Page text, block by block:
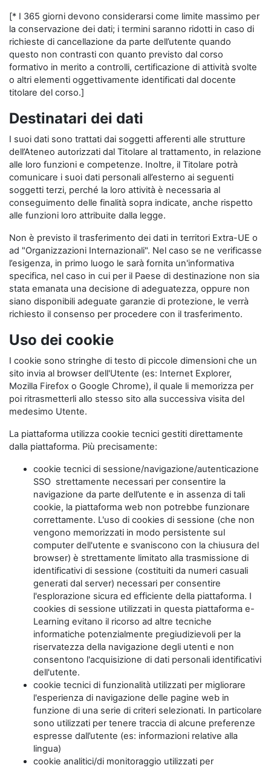
[* I 365 giorni devono considerarsi come limite massimo per
la conservazione dei dati; i termini saranno ridotti in caso di
richieste di cancellazione da parte dell’utente quando
questo non contrasti con quanto previsto dal corso
formativo in merito a controlli, certificazione di attività svolte
o altri elementi oggettivamente identificati dal docente
titolare del corso.]
Destinatari dei dati
I suoi dati sono trattati dai soggetti afferenti alle strutture
dell’Ateneo autorizzati dal Titolare al trattamento, in relazione
alle loro funzioni e competenze. Inoltre, il Titolare potrà
comunicare i suoi dati personali all’esterno ai seguenti
soggetti terzi, perché la loro attività è necessaria al
conseguimento delle finalità sopra indicate, anche rispetto
alle funzioni loro attribuite dalla legge.
Non è previsto il trasferimento dei dati in territori Extra-UE o
ad "Organizzazioni Internazionali". Nel caso se ne verificasse
l’esigenza, in primo luogo le sarà fornita un'informativa
specifica, nel caso in cui per il Paese di destinazione non sia
stata emanata una decisione di adeguatezza, oppure non
siano disponibili adeguate garanzie di protezione, le verrà
richiesto il consenso per procedere con il trasferimento.
Uso dei cookie
I cookie sono stringhe di testo di piccole dimensioni che un
sito invia al browser dell'Utente (es: Internet Explorer,
Mozilla Firefox o Google Chrome), il quale li memorizza per
poi ritrasmetterli allo stesso sito alla successiva visita del
medesimo Utente.
La piattaforma utilizza cookie tecnici gestiti direttamente
dalla piattaforma. Più precisamente:
cookie tecnici di sessione/navigazione/autenticazione
SSO strettamente necessari per consentire la
navigazione da parte dell’utente e in assenza di tali
cookie, la piattaforma web non potrebbe funzionare
correttamente. L'uso di cookies di sessione (che non
vengono memorizzati in modo persistente sul
computer dell'utente e svaniscono con la chiusura del
browser) è strettamente limitato alla trasmissione di
identificativi di sessione (costituiti da numeri casuali
generati dal server) necessari per consentire
l'esplorazione sicura ed efficiente della piattaforma. I
cookies di sessione utilizzati in questa piattaforma e-
Learning evitano il ricorso ad altre tecniche
informatiche potenzialmente pregiudizievoli per la
riservatezza della navigazione degli utenti e non
consentono l'acquisizione di dati personali identificativi
dell'utente.
cookie tecnici di funzionalità utilizzati per migliorare
l'esperienza di navigazione delle pagine web in
funzione di una serie di criteri selezionati. In particolare
sono utilizzati per tenere traccia di alcune preferenze
espresse dall’utente (es: informazioni relative alla
lingua)
cookie analitici/di monitoraggio utilizzati per